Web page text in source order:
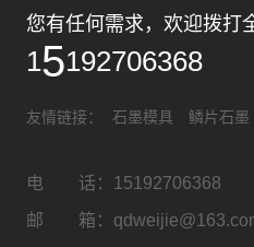
您有任何需求，欢迎拨打
15192706368
友情链接： 石墨模具 鳞片石墨
电 话： 15192706368
邮 箱：